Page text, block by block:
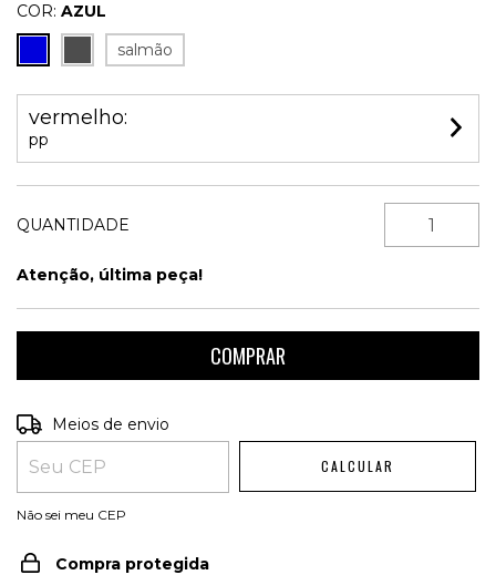
COR: AZUL
salmão
vermelho:
pp
QUANTIDADE
Atenção, última peça!
Entregas para o CEP:
Meios de envio
CALCULAR
Não sei meu CEP
Compra protegida